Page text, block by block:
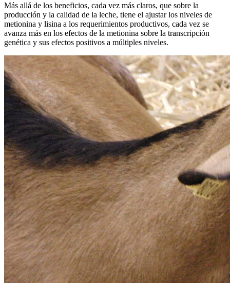
Más allá de los beneficios, cada vez más claros, que sobre la
producción y la calidad de la leche, tiene el ajustar los niveles de
metionina y lisina a los requerimientos productivos, cada vez se
avanza más en los efectos de la metionina sobre la transcripción
genética y sus efectos positivos a múltiples niveles.